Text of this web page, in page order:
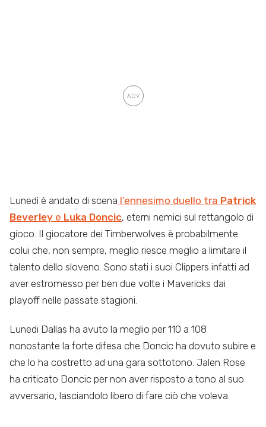
Lunedì è andato di scena l’ennesimo duello tra Patrick
Beverley e Luka Doncic, eterni nemici sul rettangolo di
gioco. Il giocatore dei Timberwolves è probabilmente
colui che, non sempre, meglio riesce meglio a limitare il
talento dello sloveno. Sono stati i suoi Clippers infatti ad
aver estromesso per ben due volte i Mavericks dai
playoff nelle passate stagioni.
Lunedi Dallas ha avuto la meglio per 110 a 108
nonostante la forte difesa che Doncic ha dovuto subire e
che lo ha costretto ad una gara sottotono. Jalen Rose
ha criticato Doncic per non aver risposto a tono al suo
avversario, lasciandolo libero di fare ciò che voleva.